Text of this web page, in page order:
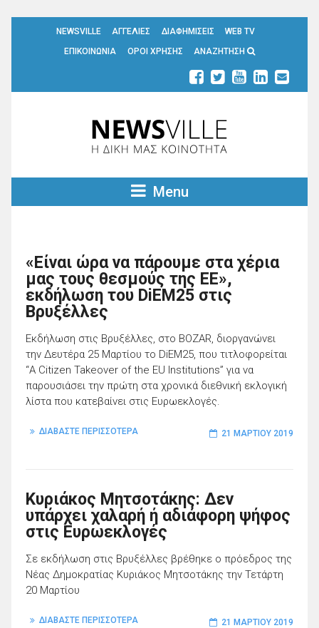
NEWSVILLE ΑΓΓΕΛΙΕΣ ΔΙΑΦΗΜΙΣΕΙΣ
WEB TV
ΕΠΙΚΟΙΝΩΝΙΑ
ΟΡΟΙ ΧΡΗΣΗΣ ΑΝΑΖΗΤΗΣΗ
Menu
«Είναι ώρα να πάρουμε στα χέρια
μας τους θεσμούς της ΕΕ»,
εκδήλωση του DiEM25 στις
Βρυξέλλες
Εκδήλωση στις Βρυξέλλες, στο BOZAR, διοργανώνει
την Δευτέρα 25 Μαρτίου το DiEM25, που τιτλοφορείται
“A Citizen Takeover of the EU Institutions” για να
παρουσιάσει την πρώτη στα χρονικά διεθνική εκλογική
λίστα που κατεβαίνει στις Ευρωεκλογές.
ΔΙΑΒΑΣΤΕ ΠΕΡΙΣΣΟΤΕΡΑ 21 ΜΑΡΤΊΟΥ 2019
Κυριάκος Μητσοτάκης: Δεν
υπάρχει χαλαρή ή αδιάφορη ψήφος
στις Ευρωεκλογές
Σε εκδήλωση στις Βρυξέλλες βρέθηκε ο πρόεδρος της
Νέας Δημοκρατίας Κυριάκος Μητσοτάκης την Τετάρτη
20 Μαρτίου
ΔΙΑΒΑΣΤΕ ΠΕΡΙΣΣΟΤΕΡΑ 21 ΜΑΡΤΊΟΥ 2019